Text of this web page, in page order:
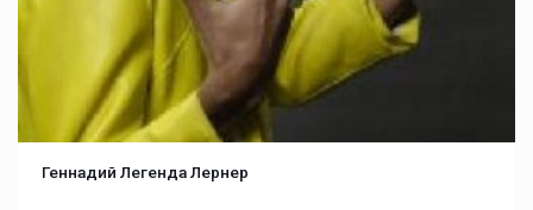
Геннадий Легенда Лернер